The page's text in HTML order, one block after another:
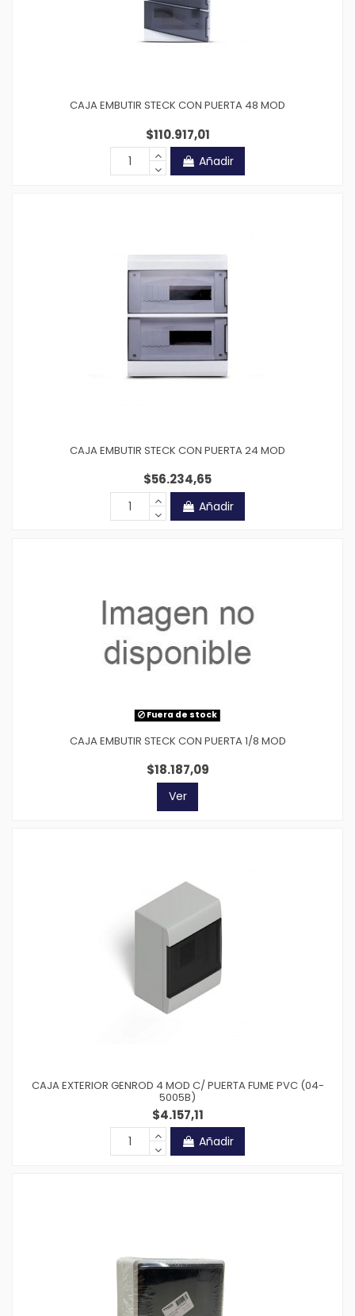
CAJA EMBUTIR STECK CON PUERTA 48 MOD
$110.917,01
Añadir
CAJA EMBUTIR STECK CON PUERTA 24 MOD
$56.234,65
Añadir
Fuera de stock
CAJA EMBUTIR STECK CON PUERTA 1/8 MOD
$18.187,09
Ver
CAJA EXTERIOR GENROD 4 MOD C/ PUERTA FUME PVC (04-
5005B)
$4.157,11
Añadir